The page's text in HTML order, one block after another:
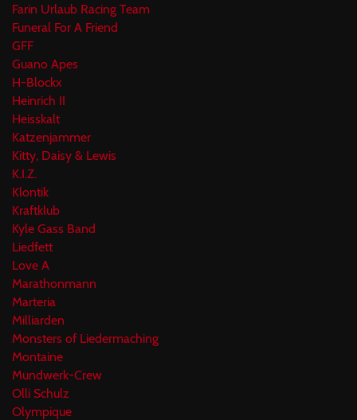
Farin Urlaub Racing Team
Funeral For A Friend
GFF
Guano Apes
H-Blockx
Heinrich II
Heisskalt
Katzenjammer
Kitty, Daisy & Lewis
K.I.Z.
Klontik
Kraftklub
Kyle Gass Band
Liedfett
Love A
Marathonmann
Marteria
Milliarden
Monsters of Liedermaching
Montaine
Mundwerk-Crew
Olli Schulz
Olympique